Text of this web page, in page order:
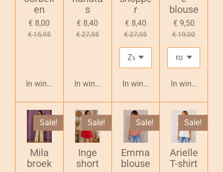
en
€ 8,00
€ 15,95
In winkelwagen
s
€ 8,40
€ 27,95
In winkelwagen
r
€ 8,40
€ 27,95
In winkelwagen
blouse
€ 9,50
€ 19,00
In
Sale!
Mila
broek
Sale!
Inge
short
Sale!
Emma
blouse
Sale!
Arielle
T-shirt